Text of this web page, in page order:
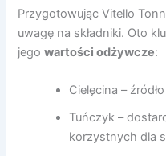
Przygotowując Vitello
uwagę na składniki. Oto
jegowartości odżywcze:
Cielęcina –
Tuńczyk –
korzystnych dla